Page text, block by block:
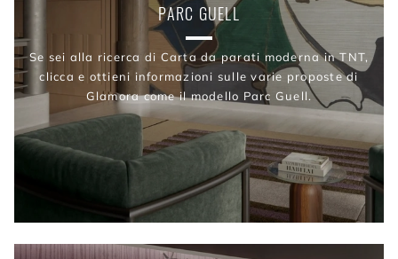
PARC GUELL
Se sei alla ricerca di Carta da parati moderna in TNT,
clicca e ottieni informazioni sulle varie proposte di
Glamora come il modello Parc Guell.